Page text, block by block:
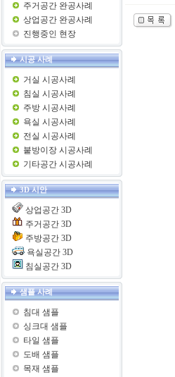
주거공간 완공사례
상업공간 완공사례
진행중인 현장
시공 사례
거실 시공사례
침실 시공사례
주방 시공사례
욕실 시공사례
전실 시공사례
붙방이장 시공사례
기타공간 시공사례
3D 시안
상업공간 3D
주거공간 3D
주방공간 3D
욕실공간 3D
침실공간 3D
샘플 사례
침대 샘플
싱크대 샘플
타일 샘플
도배 샘플
목재 샘플